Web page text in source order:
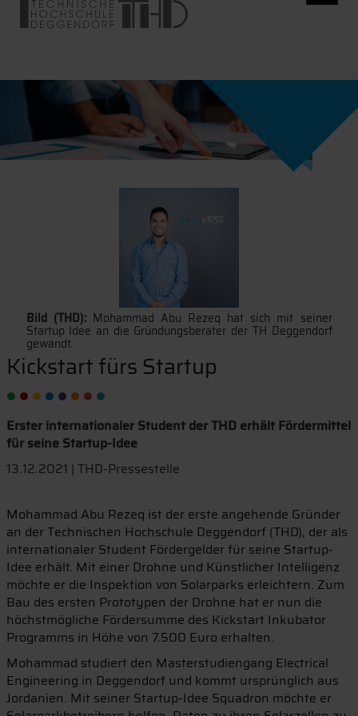
Bild (THD): Mohammad Abu Rezeq hat sich mit seiner
Startup Idee an die Gründungsberater der TH Deggendorf
gewandt.
Kickstart fürs Startup
Erster internationaler Student der THD erhält Fördermittel
für seine Startup-Idee
13.12.2021 | THD-Pressestelle
Mohammad Abu Rezeq ist der erste angehende Gründer
an der Technischen Hochschule Deggendorf (THD), der als
internationaler Student Fördergelder für seine Startup-
Idee erhält. Mit einer Drohne und Künstlicher Intelligenz
möchte er die Inspektion von Solarparks erleichtern. Zum
Bau des ersten Prototypen der Drohne hat er nun die
höchstmögliche Fördersumme des Kickstart Inkubator
Programms in Höhe von 7.500 Euro erhalten.
Mohammad studiert den Masterstudiengang Electrical
Engineering in Deggendorf und kommt ursprünglich aus
Jordanien. Mit seiner Startup-Idee Squadron möchte er